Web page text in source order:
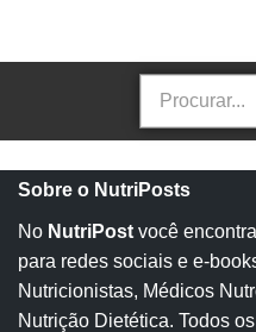
Sobre o NutriPosts
No NutriPost você
para redes sociais e e-
Nutricionistas, Médicos
Nutrição Dietética. Todos